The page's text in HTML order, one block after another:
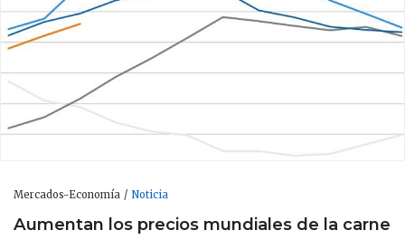
Mercados-Economía Noticia
Aumentan los precios mundiales de la carne